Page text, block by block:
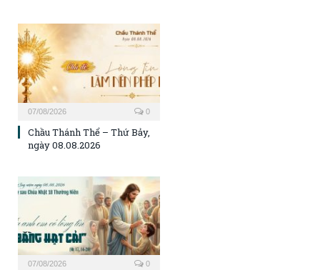
07/08/2026 0
Chầu Thánh Thể – Thứ Bảy,
ngày 08.08.2026
07/08/2026 0